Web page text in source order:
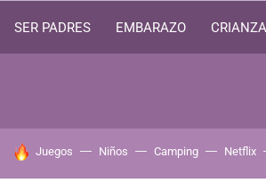
SER PADRES EMBARAZO CRIANZA
HOY SE HABLA DE
Juegos Niños Camping Netflix